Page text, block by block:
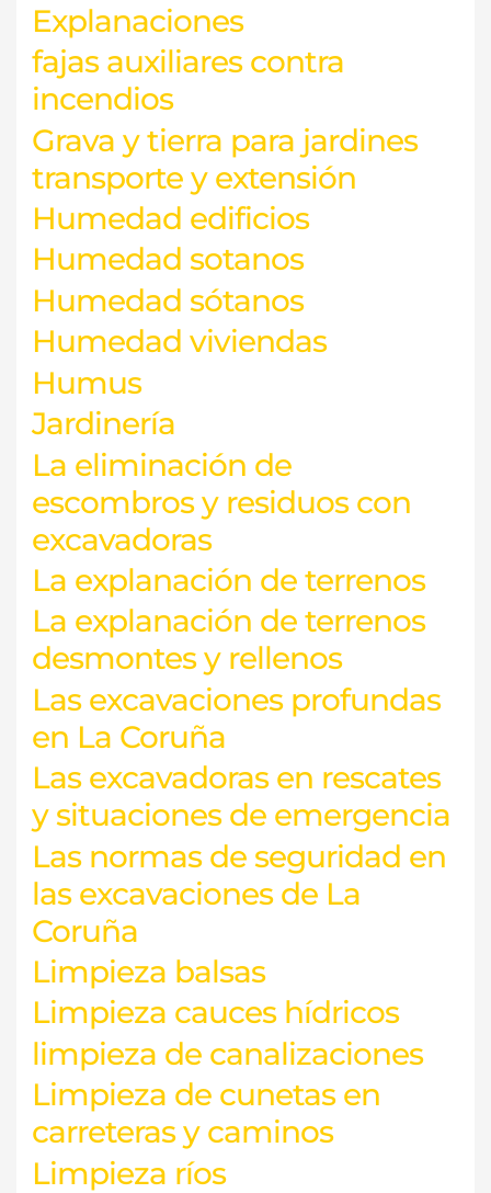
Explanaciones
fajas auxiliares contra
incendios
Grava y tierra para jardines
transporte y extensión
Humedad edificios
Humedad sotanos
Humedad sótanos
Humedad viviendas
Humus
Jardinería
La eliminación de
escombros y residuos con
excavadoras
La explanación de terrenos
La explanación de terrenos
desmontes y rellenos
Las excavaciones profundas
en La Coruña
Las excavadoras en rescates
y situaciones de emergencia
Las normas de seguridad en
las excavaciones de La
Coruña
Limpieza balsas
Limpieza cauces hídricos
limpieza de canalizaciones
Limpieza de cunetas en
carreteras y caminos
Limpieza ríos